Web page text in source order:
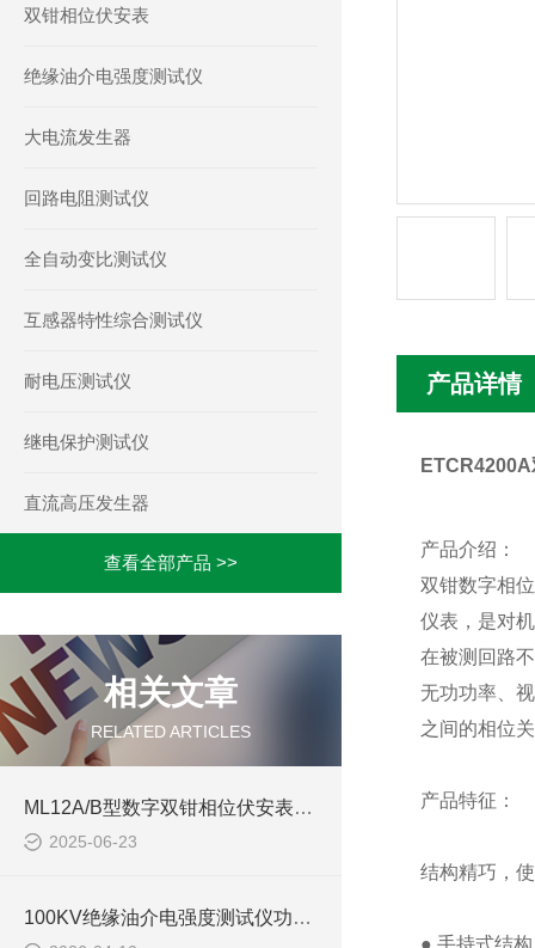
双钳相位伏安表
绝缘油介电强度测试仪
大电流发生器
回路电阻测试仪
全自动变比测试仪
互感器特性综合测试仪
耐电压测试仪
继电保护测试仪
直流高压发生器
查看全部产品 >>
相关文章
RELATED ARTICLES
ML12A/B型数字双钳相位伏安表的精度是多少
2025-06-23
100KV绝缘油介电强度测试仪功能介绍
产品详情
产品介绍：
双钳数字相
仪表，是对
在被测回路
无功功率、
之间的相位
产品特征：
结构精巧，
● 手持式结